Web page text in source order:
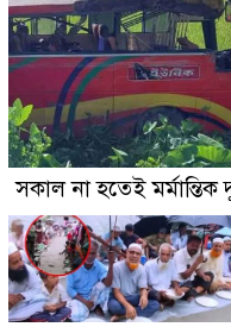
সকাল না হতেই